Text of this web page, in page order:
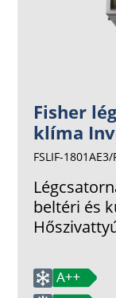
Fisher
klíma
FSLIF-
beltéri és